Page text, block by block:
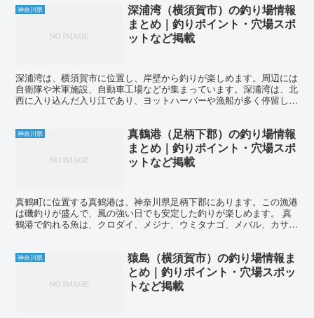
神奈川県
深浦湾（横須賀市）の釣り場情報
まとめ｜釣りポイント・穴場スポ
ットなど掲載
深浦湾は、横須賀市に位置し、岸壁から釣りが楽しめます。周辺には
自衛隊や米軍施設、自動車工場などが集まっています。深浦湾は、北
西に入り込んだ入り江であり、ヨットハーバーや漁船が多く停留して
神奈川県
真鶴港（足柄下郡）の釣り場情報
まとめ｜釣りポイント・穴場スポ
ットなど掲載
真鶴町に位置する真鶴港は、神奈川県足柄下郡にあります。この漁港
は磯釣りが盛んで、風の強い日でも安定した釣りが楽しめます。 真
鶴港で釣れる魚は、クロダイ、メジナ、ウミタナゴ、メバル、カサ
神奈川県
猿島（横須賀市）の釣り場情報ま
とめ｜釣りポイント・穴場スポッ
トなど掲載